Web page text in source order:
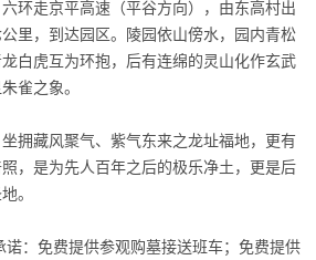
环走京平高速（平谷方向），由东高村出
里，到达园区。陵园依山傍水，园内青松
白虎互为环抱，后有连绵的灵山化作玄武
雀之象。
拥藏风聚气、紫气东来之龙址福地，更有
，是为先人百年之后的极乐净土，更是后
。
诺：免费提供参观购墓接送班车；免费提供